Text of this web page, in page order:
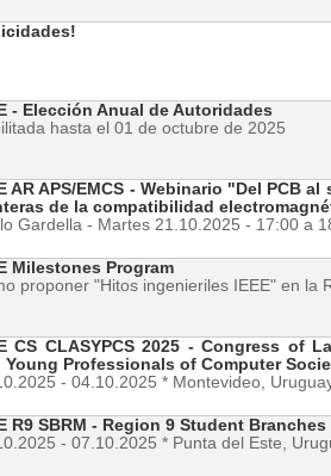
- Elección Anual de Autoridades
hasta el 01 de octubre de 2025
AR APS/EMCS - Webinario "Del PCB
de la compatibilidad
Gardella - Martes 21.10.2025 - 17:00 a
Milestones Program
proponer "Hitos ingenieriles IEEE" en la
CS CLASYPCS 2025 - Congress of
Young Professionals of Computer
- 04.10.2025 * Montevideo,
R9 SBRM - Region 9 Student
- 07.10.2025 * Punta del Este,